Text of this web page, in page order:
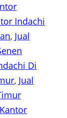
Indachi
, Jual
Di
, Jual